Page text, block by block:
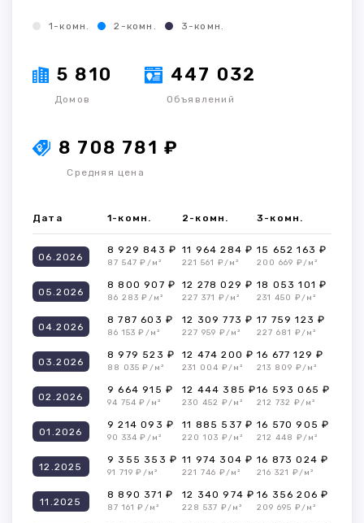
1-комн. 2-комн. 3-комн.
5 810
Домов
447 032
Объявлений
8 708 781 ₽
Средняя цена
Дата 1-комн. 2-комн. 3-комн.
06.2026
8 929 843 ₽
87 547 ₽/м²
11 964 284 ₽
221 561 ₽/м²
15 652 163 ₽
200 669 ₽/м²
05.2026
8 800 907 ₽
86 283 ₽/м²
12 278 029 ₽
227 371 ₽/м²
18 053 101 ₽
231 450 ₽/м²
04.2026
8 787 603 ₽
86 153 ₽/м²
12 309 773 ₽
227 959 ₽/м²
17 759 123 ₽
227 681 ₽/м²
03.2026
8 979 523 ₽
88 035 ₽/м²
12 474 200 ₽
231 004 ₽/м²
16 677 129 ₽
213 809 ₽/м²
02.2026
9 664 915 ₽
94 754 ₽/м²
12 444 385 ₽
230 452 ₽/м²
16 593 065 ₽
212 732 ₽/м²
01.2026
9 214 093 ₽
90 334 ₽/м²
11 885 537 ₽
220 103 ₽/м²
16 570 905 ₽
212 448 ₽/м²
12.2025
9 355 353 ₽
91 719 ₽/м²
11 974 304 ₽
221 746 ₽/м²
16 873 024 ₽
216 321 ₽/м²
11.2025
8 890 371 ₽
87 161 ₽/м²
12 340 974 ₽
228 537 ₽/м²
16 356 206 ₽
209 695 ₽/м²